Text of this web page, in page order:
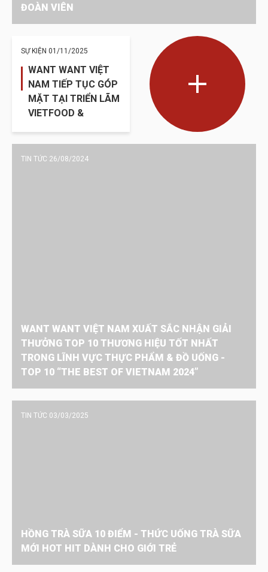
ĐOÀN VIÊN
SỰ KIỆN 01/11/2025
WANT WANT VIỆT
NAM TIẾP TỤC GÓP
MẶT TẠI TRIỂN LÃM
VIETFOOD &
TIN TỨC 26/08/2024
WANT WANT VIỆT NAM XUẤT SẮC NHẬN GIẢI
THƯỞNG TOP 10 THƯƠNG HIỆU TỐT NHẤT
TRONG LĨNH VỰC THỰC PHẨM & ĐỒ UỐNG -
TOP 10 “THE BEST OF VIETNAM 2024”
TIN TỨC 03/03/2025
HỒNG TRÀ SỮA 10 ĐIỂM - THỨC UỐNG TRÀ SỮA
MỚI HOT HIT DÀNH CHO GIỚI TRẺ